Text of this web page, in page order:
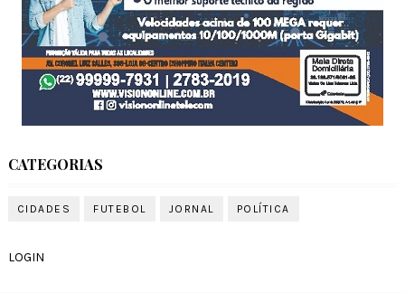
CATEGORIAS
CIDADES FUTEBOL JORNAL POLÍTICA
LOGIN